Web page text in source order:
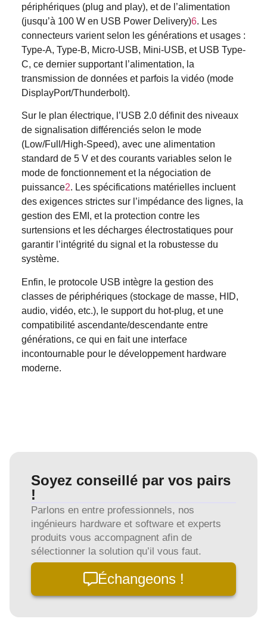
périphériques (plug and play), et de l’alimentation
(jusqu’à 100 W en USB Power Delivery)6. Les
connecteurs varient selon les générations et usages :
Type-A, Type-B, Micro-USB, Mini-USB, et USB Type-
C, ce dernier supportant l’alimentation, la
transmission de données et parfois la vidéo (mode
DisplayPort/Thunderbolt).
Sur le plan électrique, l’USB 2.0 définit des niveaux
de signalisation différenciés selon le mode
(Low/Full/High-Speed), avec une alimentation
standard de 5 V et des courants variables selon le
mode de fonctionnement et la négociation de
puissance2. Les spécifications matérielles incluent
des exigences strictes sur l’impédance des lignes, la
gestion des EMI, et la protection contre les
surtensions et les décharges électrostatiques pour
garantir l’intégrité du signal et la robustesse du
système.
Enfin, le protocole USB intègre la gestion des
classes de périphériques (stockage de masse, HID,
audio, vidéo, etc.), le support du hot-plug, et une
compatibilité ascendante/descendante entre
générations, ce qui en fait une interface
incontournable pour le développement hardware
moderne.
Soyez conseillé par vos pairs
!
Parlons en entre professionnels, nos
ingénieurs hardware et software et experts
produits vous accompagnent afin de
sélectionner la solution qu’il vous faut.
Échangeons !